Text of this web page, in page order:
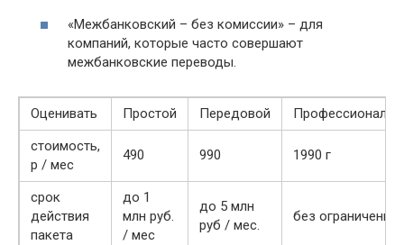
«Межбанковский – без комиссии» – для
компаний, которые часто совершают
межбанковские переводы.
Оценивать Простой Передовой
стоимость,
р / мес
490 990 1990 г
срок
действия
пакета
до 1
млн руб.
/ мес
до 5 млн
руб / мес.
без ограничений